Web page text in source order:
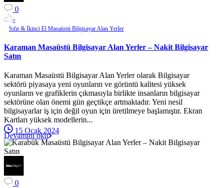
0
-
Sıfır & İkinci El Masaüstü Bilgisayar Alan Yerler
Karaman Masaüstü Bilgisayar Alan Yerler – Nakit Bilgisayar
Satın
Karaman Masaüstü Bilgisayar Alan Yerler olarak Bilgisayar
sektörü piyasaya yeni oyunların ve görüntü kalitesi yüksek
oyunların ve grafiklerin çıkmasıyla birlikte insanların bilgisayar
sektörüne olan önemi gün geçtikçe artmaktadır. Yeni nesil
bilgisayarlar iş için değil oyun için üretilmeye başlamıştır. Ekran
Kartları yüksek modellerin...
15 Ocak 2024
Devamını oku
0